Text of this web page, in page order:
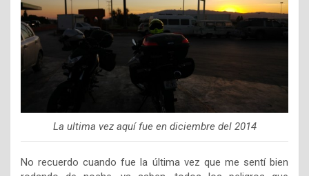
La ultima vez aquí fue en diciembre del 2014
No recuerdo cuando fue la última vez que me sentí bien